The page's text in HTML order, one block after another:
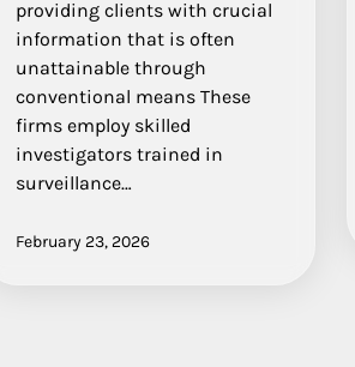
providing clients with crucial
information that is often
unattainable through
conventional means These
firms employ skilled
investigators trained in
surveillance…
February 23, 2026